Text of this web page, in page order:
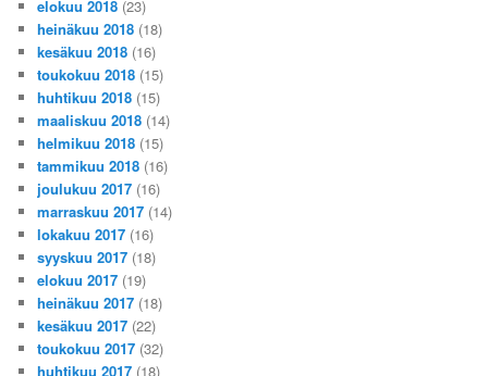
elokuu 2018 (23)
heinäkuu 2018 (18)
kesäkuu 2018 (16)
toukokuu 2018 (15)
huhtikuu 2018 (15)
maaliskuu 2018 (14)
helmikuu 2018 (15)
tammikuu 2018 (16)
joulukuu 2017 (16)
marraskuu 2017 (14)
lokakuu 2017 (16)
syyskuu 2017 (18)
elokuu 2017 (19)
heinäkuu 2017 (18)
kesäkuu 2017 (22)
toukokuu 2017 (32)
huhtikuu 2017 (18)